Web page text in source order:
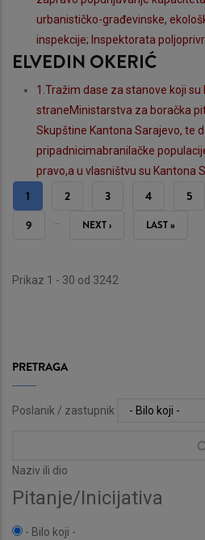
urbanističko-građevinske,
inspekcije; Inspektorata poljoprivr
ELVEDIN OKERIĆ
1.Tražim dase za stanove koji su
straneMinistarstva za boračka
Skupštine Kantona Sarajevo, te
pripadnicimabranilačke
pravo,a u vlasništvu su Kantona
PAGINATION
CURRENT
PAGE
1 STRANA
2 STRANA
3 STRANA
4 5
STRANA
9 …
NEXT
NEXT ›
LAST
LAST »
Prikaz 1 - 30 od 3242
PRETRAGA
Poslanik / zastupnik
Naziv ili dio
Pitanje/Inicijativa
- Bilo koji -